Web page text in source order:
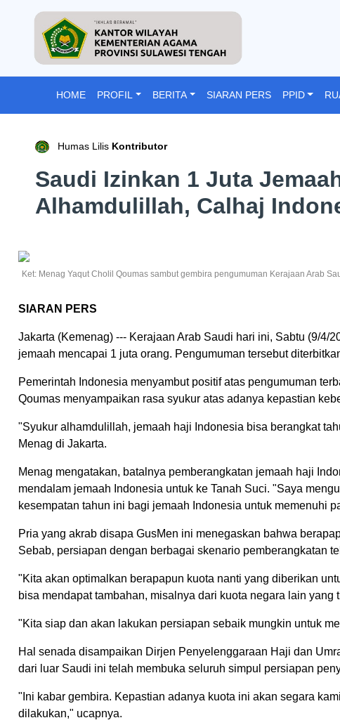
HOME PROFIL BERITA SIARAN PERS PPID
Humas Lilis Kontributor
Saudi Izinkan 1 Juta
Alhamdulillah, Calhaj
Ket: Menag Yaqut Cholil Qoumas sambut gembira pengumuman Kerajaan Arab
SIARAN PERS
Jakarta (Kemenag) --- Kerajaan Arab Saudi hari ini, Sabtu (9/4/
jemaah mencapai 1 juta orang. Pengumuman tersebut
Pemerintah Indonesia menyambut positif atas pengumuman
Qoumas menyampaikan rasa syukur atas adanya kepastian
"Syukur alhamdulillah, jemaah haji Indonesia bisa berangkat
Menag di Jakarta.
Menag mengatakan, batalnya pemberangkatan jemaah haji
mendalam jemaah Indonesia untuk ke Tanah Suci. "Saya
kesempatan tahun ini bagi jemaah Indonesia untuk memenuhi
Pria yang akrab disapa GusMen ini menegaskan bahwa
Sebab, persiapan dengan berbagai skenario pemberangkatan
"Kita akan optimalkan berapapun kuota nanti yang diberikan
bisa mendapat tambahan, misalnya dari kuota negara lain yang
"Kita siap dan akan lakukan persiapan sebaik mungkin untuk
Hal senada disampaikan Dirjen Penyelenggaraan Haji dan
dari luar Saudi ini telah membuka seluruh simpul persiapan
"Ini kabar gembira. Kepastian adanya kuota ini akan segara
dilakukan," ucapnya.